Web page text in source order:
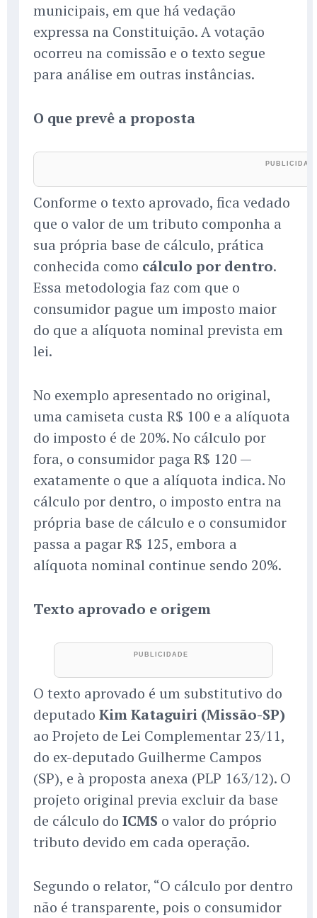
municipais, em que há vedação
expressa na Constituição. A votação
ocorreu na comissão e o texto segue
para análise em outras instâncias.
O que prevê a proposta
Conforme o texto aprovado, fica vedado
que o valor de um tributo componha a
sua própria base de cálculo, prática
conhecida como cálculo por dentro.
Essa metodologia faz com que o
consumidor pague um imposto maior
do que a alíquota nominal prevista em
lei.
No exemplo apresentado no original,
uma camiseta custa R$ 100 e a alíquota
do imposto é de 20%. No cálculo por
fora, o consumidor paga R$ 120 —
exatamente o que a alíquota indica. No
cálculo por dentro, o imposto entra na
própria base de cálculo e o consumidor
passa a pagar R$ 125, embora a
alíquota nominal continue sendo 20%.
Texto aprovado e origem
O texto aprovado é um substitutivo do
deputado Kim Kataguiri (Missão-SP)
ao Projeto de Lei Complementar 23/11,
do ex-deputado Guilherme Campos
(SP), e à proposta anexa (PLP 163/12). O
projeto original previa excluir da base
de cálculo do ICMS o valor do próprio
tributo devido em cada operação.
Segundo o relator, “O cálculo por dentro
não é transparente, pois o consumidor